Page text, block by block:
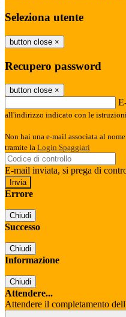
Seleziona utente
button close ×
Recupero password
button close ×
all'indirizzo indicato con le istruzioni
Non hai una e-mail associata al
tramite la Login Spaggiari
E-mail inviata, si prega di
Errore
Chiudi
Successo
Chiudi
Informazione
Chiudi
Attendere...
Attendere il completamento